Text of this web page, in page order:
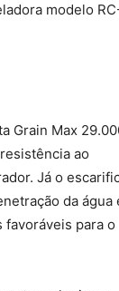
modelo
Grain Max
ao
Já o
da água
para o